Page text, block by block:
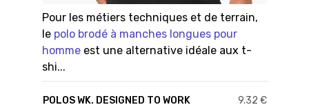
Pour les métiers techniques et de terrain,
le polo brodé à manches longues pour
hommeest une alternative idéale aux t-
shi...
POLOS WK. DESIGNED TO WORK
9.32 €